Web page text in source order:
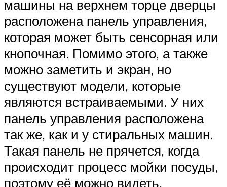
машины на верхнем торце дверцы
расположена панель управления,
которая может быть сенсорная или
кнопочная. Помимо этого, а также
можно заметить и экран, но
существуют модели, которые
являются встраиваемыми. У них
панель управления расположена
так же, как и у стиральных машин.
Такая панель не прячется, когда
происходит процесс мойки посуды,
поэтому её можно видеть.